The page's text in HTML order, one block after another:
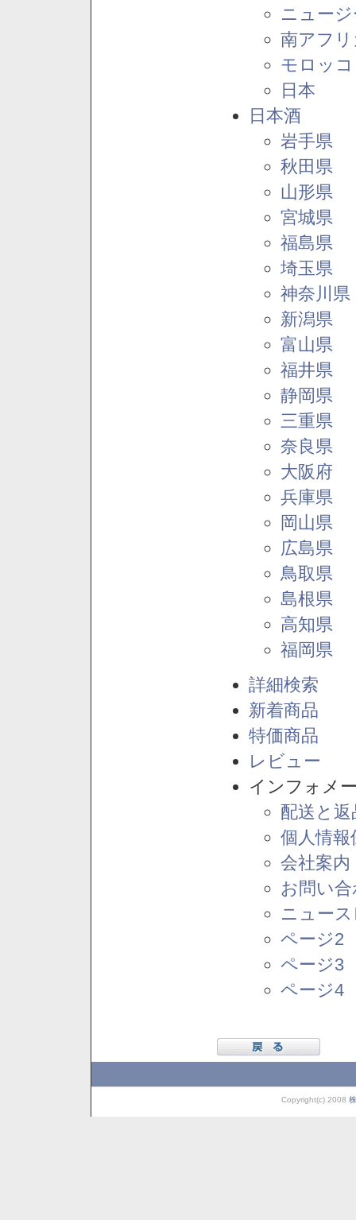
ニュー
南アフ
モロッコ
日本
日本酒
岩手県
秋田県
山形県
宮城県
福島県
埼玉県
神奈川県
新潟県
富山県
福井県
静岡県
三重県
奈良県
大阪府
兵庫県
岡山県
広島県
鳥取県
島根県
高知県
福岡県
詳細検索
新着商品
特価商品
レビュー
インフォメ
配送と
個人情報
会社案内
お問い
ニュー
ページ2
ページ3
ページ4
Copyright(c) 2008